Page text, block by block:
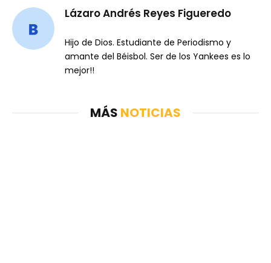
Lázaro Andrés Reyes Figueredo
Hijo de Dios. Estudiante de Periodismo y
amante del Béisbol. Ser de los Yankees es lo
mejor!!
MÁS NOTICIAS